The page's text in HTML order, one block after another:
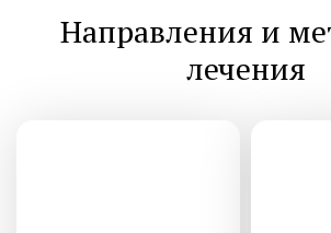
Направления и
лечения